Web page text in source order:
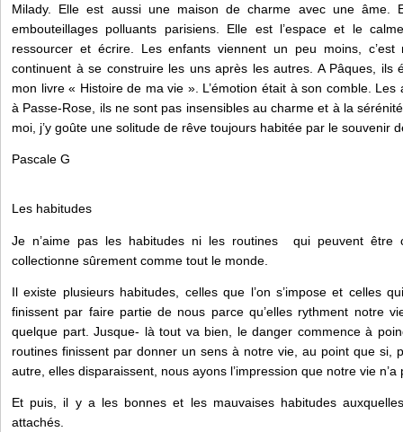
Milady. Elle est aussi une maison de charme avec une âme.
embouteillages polluants parisiens. Elle est l’espace et le
ressourcer et écrire. Les enfants viennent un peu moins, c’est
continuent à se construire les uns après les autres. A Pâques, ils
mon livre « Histoire de ma vie ». L’émotion était à son comble.
à Passe-Rose, ils ne sont pas insensibles au charme et à la
moi, j’y goûte une solitude de rêve toujours habitée par le souvenir
Pascale G
Les habitudes
Je n’aime pas les habitudes ni les routines qui peuvent être
collectionne sûrement comme tout le monde.
Il existe plusieurs habitudes, celles que l’on s’impose et celles
finissent par faire partie de nous parce qu’elles rythment notre
quelque part. Jusque- là tout va bien, le danger commence à
routines finissent par donner un sens à notre vie, au point que si,
autre, elles disparaissent, nous ayons l’impression que notre vie n’a
Et puis, il y a les bonnes et les mauvaises habitudes
attachés.